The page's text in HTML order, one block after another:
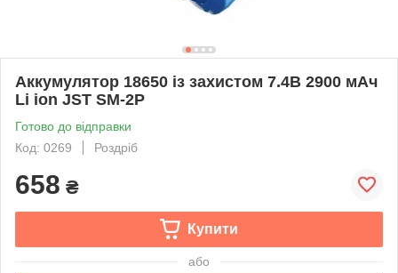
Аккумулятор 18650 із захистом 7.4В 2900 мАч
Li ion JST SM-2P
Готово до відправки
Код: 0269
Роздріб
658 ₴
Купити
або